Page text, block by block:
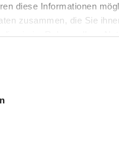
diese Informationen
zusammen, die Sie